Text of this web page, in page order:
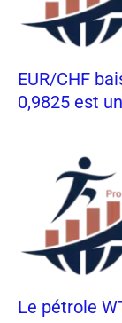
EUR/CHF
0,9825 est
Le pétrole